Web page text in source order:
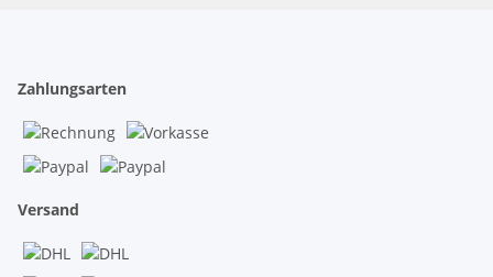
Zahlungsarten
Versand